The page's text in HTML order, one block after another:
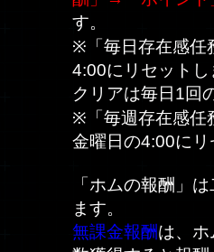
す。
※「毎日存在感任
4:00にリセット
クリアは毎日1回
※「毎週存在感任
金曜日の4:00にリ
「ホムの報酬」
ます。
無課金報酬は、